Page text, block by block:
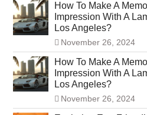
How To Make A
Impression With A
Los Angeles?
November 26, 2024
How To Make A
Impression With A
Los Angeles?
November 26, 2024